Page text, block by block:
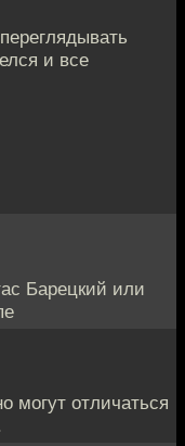
и все
Барецкий или
могут отличаться